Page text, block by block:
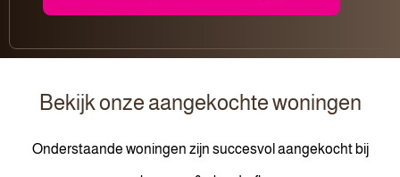
Bekijk onze aangekochte woningen
Onderstaande woningen zijn succesvol aangekocht bij